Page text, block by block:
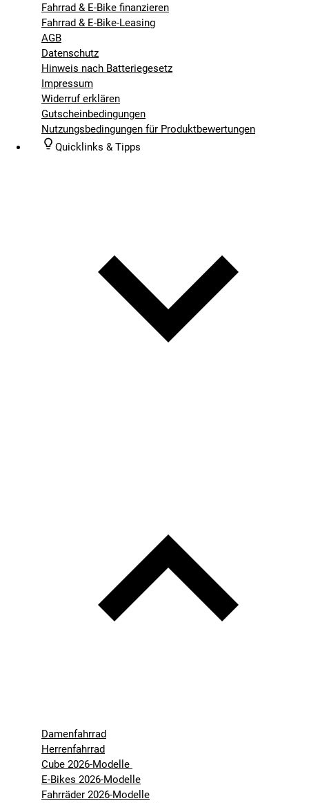
Fahrrad & E-Bike finanzieren
Fahrrad & E-Bike-Leasing
AGB
Datenschutz
Hinweis nach Batteriegesetz
Impressum
Widerruf erklären
Gutscheinbedingungen
Nutzungsbedingungen für Produktbewertungen
Quicklinks & Tipps
Damenfahrrad
Herrenfahrrad
Cube 2026-Modelle
E-Bikes 2026-Modelle
Fahrräder 2026-Modelle